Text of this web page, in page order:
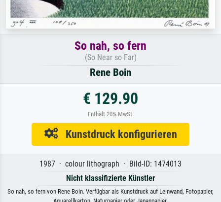
So nah, so fern
(So Near so Far)
Rene Boin
€ 129.90
Enthält 20% MwSt.
Kunstdruck konfigurieren
1987 · colour lithograph · Bild-ID: 1474013
Nicht klassifizierte Künstler
So nah, so fern von Rene Boin. Verfügbar als Kunstdruck auf Leinwand, Fotopapier,